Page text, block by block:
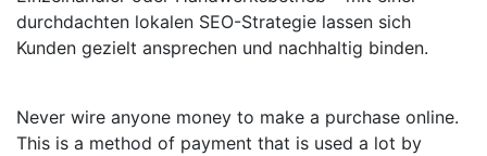
durchdachten lokalen SEO-Strategie lassen sich
Kunden gezielt ansprechen und nachhaltig binden.
Never wire anyone money to make a purchase online.
This is a method of payment that is used a lot by